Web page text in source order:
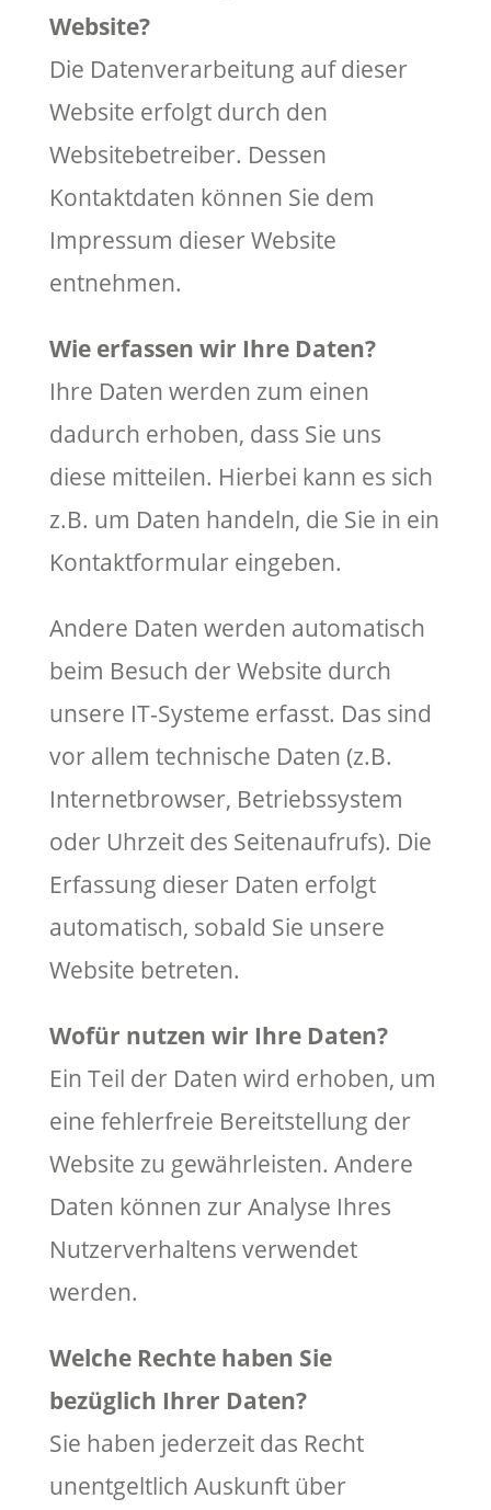
Website?
Die Datenverarbeitung auf dieser
Website erfolgt durch den
Websitebetreiber. Dessen
Kontaktdaten können Sie dem
Impressum dieser Website
entnehmen.
Wie erfassen wir Ihre Daten?
Ihre Daten werden zum einen
dadurch erhoben, dass Sie uns
diese mitteilen. Hierbei kann es sich
z.B. um Daten handeln, die Sie in ein
Kontaktformular eingeben.
Andere Daten werden automatisch
beim Besuch der Website durch
unsere IT-Systeme erfasst. Das sind
vor allem technische Daten (z.B.
Internetbrowser, Betriebssystem
oder Uhrzeit des Seitenaufrufs). Die
Erfassung dieser Daten erfolgt
automatisch, sobald Sie unsere
Website betreten.
Wofür nutzen wir Ihre Daten?
Ein Teil der Daten wird erhoben, um
eine fehlerfreie Bereitstellung der
Website zu gewährleisten. Andere
Daten können zur Analyse Ihres
Nutzerverhaltens verwendet
werden.
Welche Rechte haben Sie
bezüglich Ihrer Daten?
Sie haben jederzeit das Recht
unentgeltlich Auskunft über